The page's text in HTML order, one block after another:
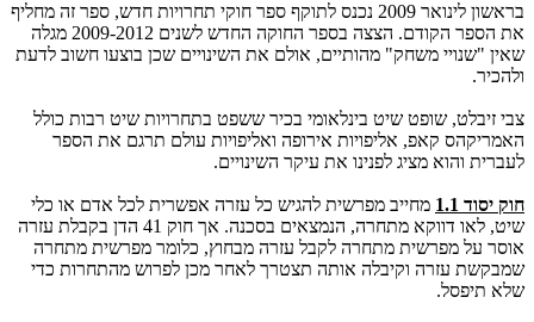
בראשון לינואר 2009 נכנס לתוקף ספר חוקי תחרויות חדש, ספר זה מחליף
את הספר הקודם. הצצה בספר החוקה החדש לשנים 2009-2012 מגלה
שאין "שנויי משחק" מהותיים, אולם את השינויים שכן בוצעו חשוב לדעת
ולהכיר.
צבי זיבלט, שופט שיט בינלאומי בכיר ששפט בתחרויות שיט רבות כולל
האמריקהס קאפ, אליפויות אירופה ואליפויות עולם תרגם את הספר
לעברית והוא מציג לפנינו את עיקר השינויים.
חוק יסוד 1.1
מחייב מפרשית להגיש כל עזרה אפשרית לכל אדם או כלי
שיט, לאו דווקא מתחרה, הנמצאים בסכנה. אך חוק 41 הדן בקבלת עזרה
אוסר על מפרשית מתחרה לקבל עזרה מבחוץ, כלומר מפרשית מתחרה
שמבקשת עזרה וקיבלה אותה תצטרך לאחר מכן לפרוש מהתחרות כדי
שלא תיפסל.